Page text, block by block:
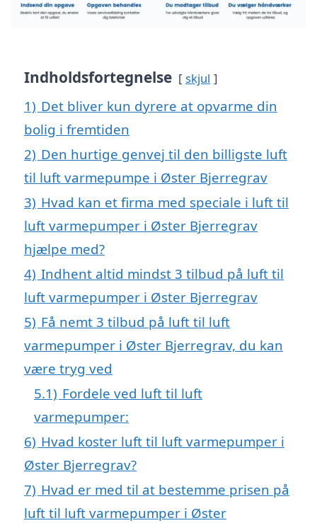
Indholdsfortegnelse skjul
1) Det bliver kun dyrere at opvarme din
bolig i fremtiden
2) Den hurtige genvej til den billigste luft
til luft varmepumpe i Øster Bjerregrav
3) Hvad kan et firma med speciale i luft til
luft varmepumper i Øster Bjerregrav
hjælpe med?
4) Indhent altid mindst 3 tilbud på luft til
luft varmepumper i Øster Bjerregrav
5) Få nemt 3 tilbud på luft til luft
varmepumper i Øster Bjerregrav, du kan
være tryg ved
5.1) Fordele ved luft til luft
varmepumper:
6) Hvad koster luft til luft varmepumper i
Øster Bjerregrav?
7) Hvad er med til at bestemme prisen på
luft til luft varmepumper i Øster